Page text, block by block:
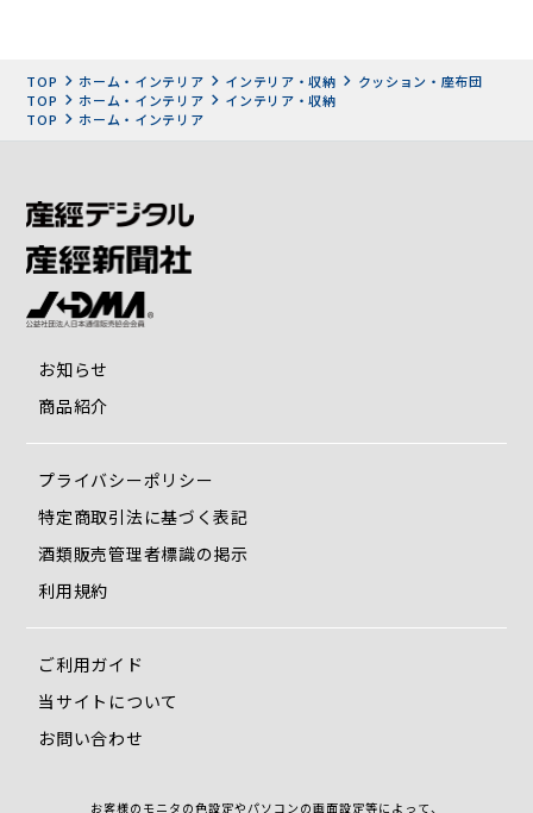
作業療法士／シーディングデザイナー／エスリーム技術開発
年間300件を超える採型を行い、姿勢保持機能を備えた座位
動きに着目した「エコロジカルセラピー研究会」を発足し代
表も務める。
蒸れを防ぎ、快適な座り心地が持続する「E-CORE」
編成樹脂網状構造体・E-COREは、糸状のポリエチレン樹脂
は限りない可能性があり、次々に様々な分野の商品化がすす
にわたり、スポーツ選手の疲労回復の用途に、アトピー対策
TOP ホーム・インテリア インテリア・収納
クッション・座布団
TOP
ホーム・インテリア
インテリア・収納
TOP
ホーム・インテリア
お知らせ
商品紹介
プライバシーポリシー
特定商取引法に基づく表記
酒類販売管理者標識の掲示
利用規約
ご利用ガイド
当サイトについて
お問い合わせ
お客様のモニタの色設定やパソコンの画面設定等によって、